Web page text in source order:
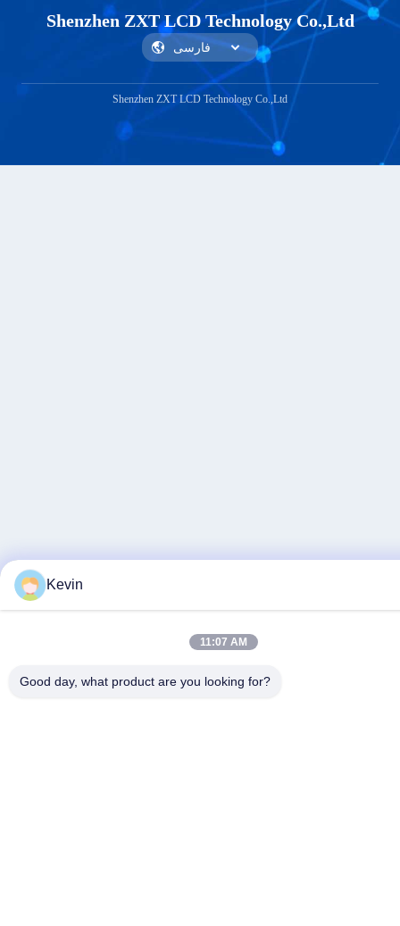
Shenzhen ZXT LCD Technology Co.,Ltd
Shenzhen ZXT LCD Technology Co.,Ltd
Kevin
11:07 AM
Good day, what product are you looking for?